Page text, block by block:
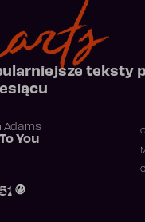
teksty
Adams
You